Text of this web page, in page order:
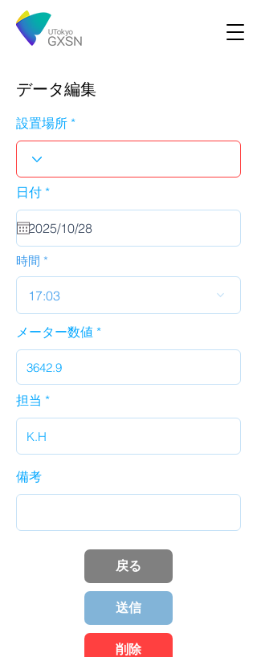
データ編集
設置場所
日付 *r
u
i
d
時間
17:03
メーター数値
担当
備考
戻る
送信
削除